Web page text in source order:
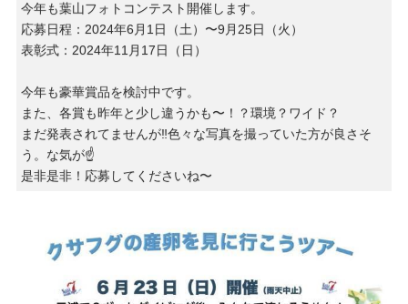
今年も葉山フォトコンテスト開催します。
応募日程：2024年6月1日（土）〜9月25日（火）
表彰式：2024年11月17日（日）
今年も豪華賞品を検討中です。
また、各賞も昨年と少し違うかも〜！？環境？ワイド？
まだ発表されてませんが‼︎色々な写真を撮っていた方が良さそ
う。な気が☝️
是非是非！応募してくださいね〜